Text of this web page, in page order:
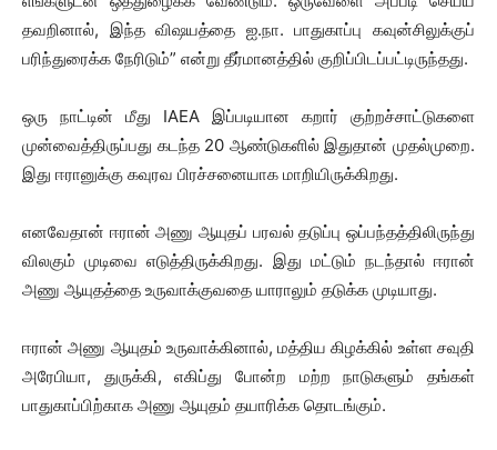
தவறினால், இந்த விஷயத்தை ஐ.நா. பாதுகாப்பு கவுன்சிலுக்குப்
பரிந்துரைக்க நேரிடும்” என்று தீர்மானத்தில் குறிப்பிடப்பட்டிருந்தது.
ஒரு நாட்டின் மீது IAEA இப்படியான கறார் குற்றச்சாட்டுகளை
முன்வைத்திருப்பது கடந்த 20 ஆண்டுகளில் இதுதான் முதல்முறை.
இது ஈரானுக்கு கவுரவ பிரச்சனையாக மாறியிருக்கிறது.
எனவேதான் ஈரான் அணு ஆயுதப் பரவல் தடுப்பு ஒப்பந்தத்திலிருந்து
விலகும் முடிவை எடுத்திருக்கிறது. இது மட்டும் நடந்தால் ஈரான்
அணு ஆயுதத்தை உருவாக்குவதை யாராலும் தடுக்க முடியாது.
ஈரான் அணு ஆயுதம் உருவாக்கினால், மத்திய கிழக்கில் உள்ள சவுதி
அரேபியா, துருக்கி, எகிப்து போன்ற மற்ற நாடுகளும் தங்கள்
பாதுகாப்பிற்காக அணு ஆயுதம் தயாரிக்க தொடங்கும்.